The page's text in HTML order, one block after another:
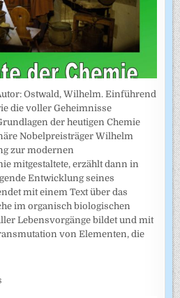
Ostwald, Wilhelm. Einführend
die voller Geheimnisse
der heutigen Chemie
Nobelpreisträger Wilhelm
zur modernen
mitgestaltete, erzählt dann in
Entwicklung seines
mit einem Text über das
im organisch biologischen
Lebensvorgänge bildet und mit
von Elementen, die